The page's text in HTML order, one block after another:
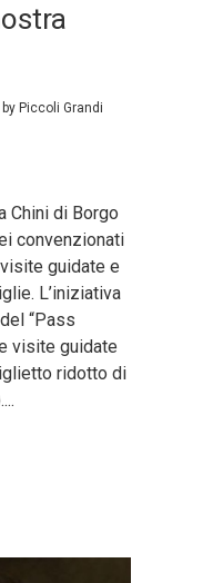
by Piccoli Grandi
Chini di Borgo
convenzionati
guidate e
L’iniziativa
“Pass
visite guidate
ridotto di